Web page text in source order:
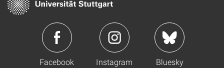
Facebook Instagram Bluesky